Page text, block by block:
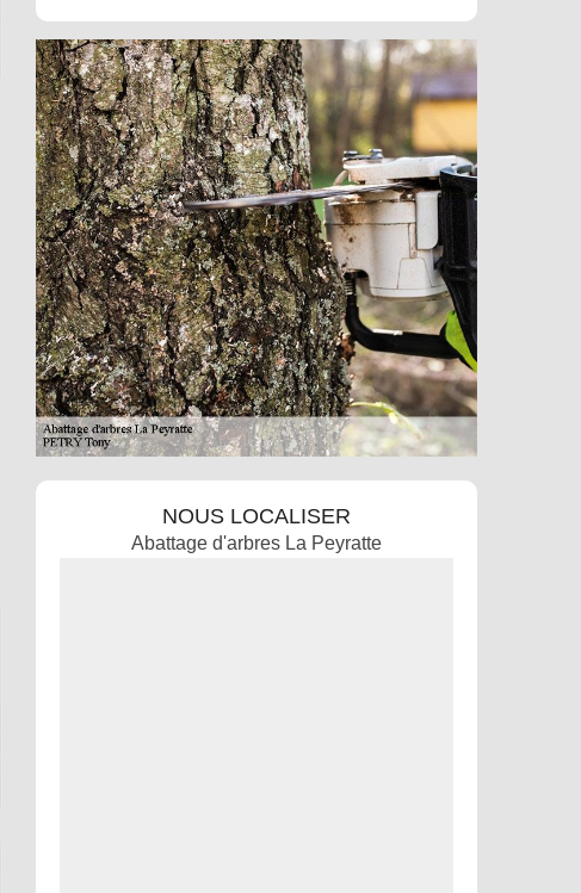
NOUS LOCALISER
Abattage d'arbres La Peyratte